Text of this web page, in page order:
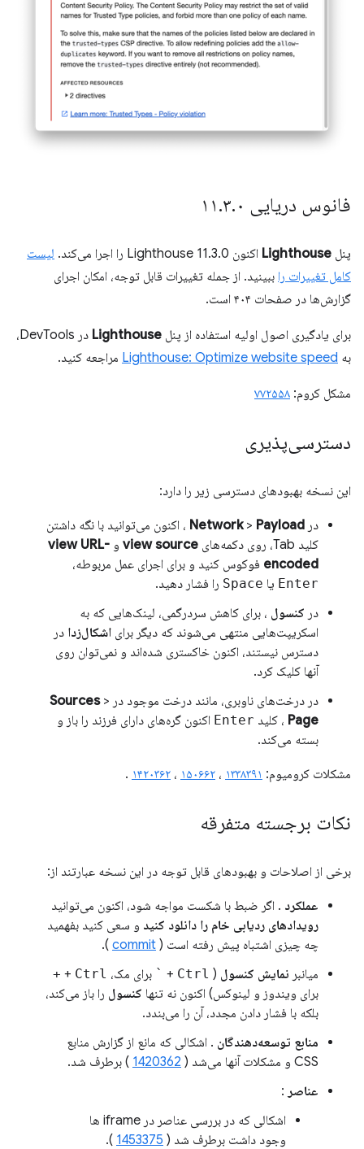
فانوس دریایی ۱۱ .۳.۰
پنل Lighthouse اکنون Lighthouse 11.3.0 را اجرا می‌کند.
لیست
کامل تغییرات را ببینید. از جمله تغییرات قابل توجه، امکان اجرای
گزارش‌ها در صفحات ۴۰۴ است.
برای یادگیری اصول اولیه استفاده از پنل Lighthouse
در DevTools،
به Lighthouse: Optimize website speed مراجعه کنید.
مشکل کروم: ۷۷۲۵۵۸
دسترسی‌پذیری
این نسخه بهبودهای دسترسی زیر را دارد:
در Network> Payload
، اکنون می‌توانید با نگه داشتن
کلید Tab، روی دکمه‌های
view source و view URL-
encoded فوکوس کنید و برای اجرای عمل مربوطه،
Enter یا Space را فشار دهید.
در کنسول ، برای کاهش سردرگمی، لینک‌هایی که به
اسکریپت‌هایی منتهی می‌شوند که دیگر برای اشکال‌زدا در
دسترس نیستند، اکنون خاکستری شده‌اند و نمی‌توان روی
آنها کلیک کرد.
در درخت‌های ناوبری، مانند درخت موجود در
Sources>
Page ، کلید Enter اکنون گره‌های دارای فرزند را باز و
بسته می‌کند.
مشکلات کرومیوم: ۱۳۳۸۳۹۱ ، ۱۵۰۶۶۲ ، ۱۴۲۰۳۶۲ .
نکات برجسته متفرقه
برخی از اصلاحات و بهبودهای قابل توجه در این نسخه عبارتند از:
عملکرد . اگر ضبط با شکست مواجه شود، اکنون می‌توانید
رویدادهای ردیابی خام را دانلود کنید و سعی کنید بفهمید
چه چیزی اشتباه پیش رفته است ( commit
).
میانبر نمایش کنسول (
Ctrl
+
` برای مک، Ctrl
+
+
برای ویندوز و لینوکس) اکنون نه تنها کنسول را باز می‌کند،
بلکه با فشار دادن مجدد، آن را می‌بندد.
منابع توسعه‌دهندگان . اشکالی که مانع از گزارش منابع
CSS و مشکلات آنها می‌شد (
1420362 ) برطرف شد.
عناصر :
اشکالی که در بررسی عناصر در iframe ها
وجود داشت برطرف شد ( 1453375
).